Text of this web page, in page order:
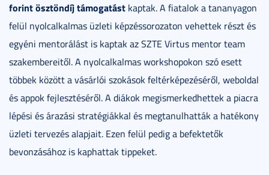
forint ösztöndíj támogatást kaptak. A fiatalok a tananyagon
felül nyolcalkalmas üzleti képzéssorozaton vehettek részt és
egyéni mentorálást is kaptak az SZTE Virtus mentor team
szakembereitől. A nyolcalkalmas workshopokon szó esett
többek között a vásárlói szokások feltérképezéséről, weboldal
és appok fejlesztéséről. A diákok megismerkedhettek a piacra
lépési és árazási stratégiákkal és megtanulhatták a hatékony
üzleti tervezés alapjait. Ezen felül pedig a befektetők
bevonzásához is kaphattak tippeket.